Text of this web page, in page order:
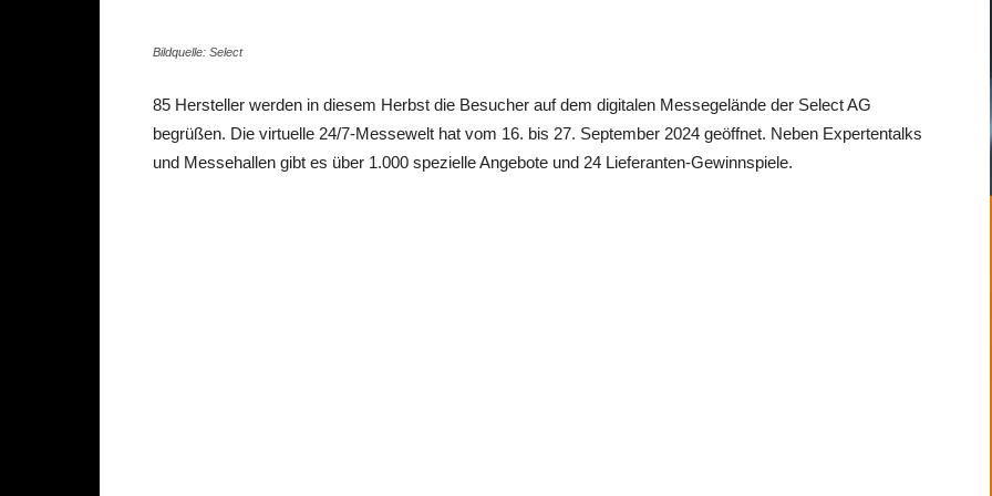
Bildquelle: Select
85 Hersteller werden in diesem Herbst die Besucher auf dem digitalen Messegelände der Select AG
begrüßen. Die virtuelle 24/7-Messewelt hat vom 16. bis 27. September 2024 geöffnet. Neben Expertentalks
und Messehallen gibt es über 1.000 spezielle Angebote und 24 Lieferanten-Gewinnspiele.